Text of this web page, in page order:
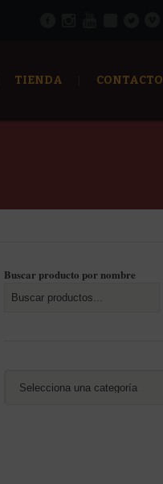
TIENDA CONTACTO
Buscar producto por nombre
una